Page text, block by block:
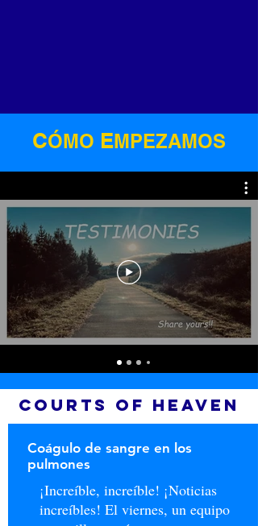
CÓMO EMPEZAMOS
COURTS OF HEAVEN
Coágulo de sangre en los
pulmones
¡Increíble, increíble! ¡Noticias
increíbles! El viernes, un equipo